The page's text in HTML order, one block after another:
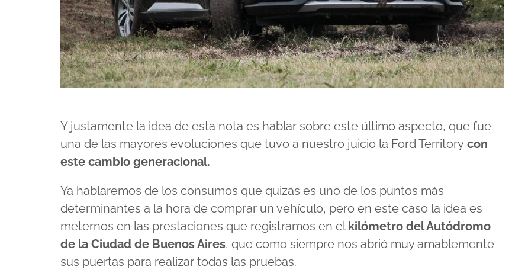
Y justamente la idea de esta nota es hablar sobre este último aspecto, que fue
una de las mayores evoluciones que tuvo a nuestro juicio la Ford Territory con
este cambio generacional.
Ya hablaremos de los consumos que quizás es uno de los puntos más
determinantes a la hora de comprar un vehículo, pero en este caso la idea es
meternos en las prestaciones que registramos en elkilómetro del Autódromo
de la Ciudad de Buenos Aires, que como siempre nos abrió muy amablemente
sus puertas para realizar todas las pruebas.